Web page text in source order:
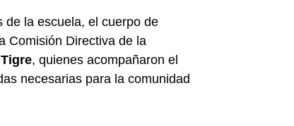
de la escuela, el cuerpo de
Comisión Directiva de la
, quienes acompañaron el
necesarias para la comunidad